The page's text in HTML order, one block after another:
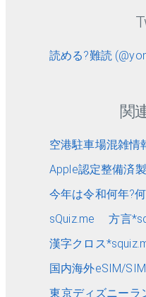
読める?難読
関
空港駐車場混雑情
Apple認定整備済
今年は令和何年?
sQuiz.me
方言
漢字クロス
国内海外eSIM/
東京ディズニーラ